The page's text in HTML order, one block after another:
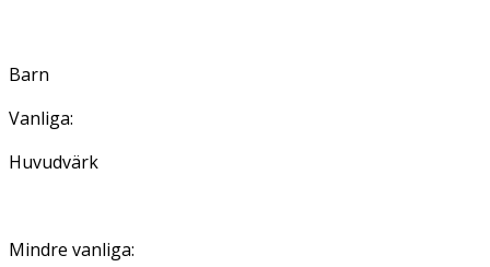
Barn
Vanliga:
Huvudvärk
Mindre vanliga: